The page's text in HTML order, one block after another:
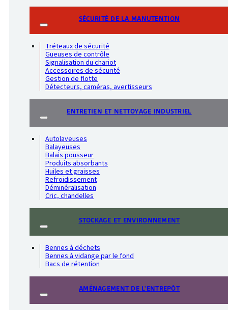
SÉCURITÉ DE LA MANUTENTION
Tréteaux de sécurité
Gueuses de contrôle
Signalisation du chariot
Accessoires de sécurité
Gestion de flotte
Détecteurs, caméras, avertisseurs
ENTRETIEN ET NETTOYAGE INDUSTRIEL
Autolaveuses
Balayeuses
Balais pousseur
Produits absorbants
Huiles et graisses
Refroidissement
Déminéralisation
Cric, chandelles
STOCKAGE ET ENVIRONNEMENT
Bennes à déchets
Bennes à vidange par le fond
Bacs de rétention
AMÉNAGEMENT DE L'ENTREPÔT